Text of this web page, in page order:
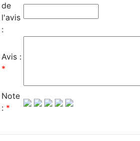
de
l'avis
:
Avis :
*
Note
: *